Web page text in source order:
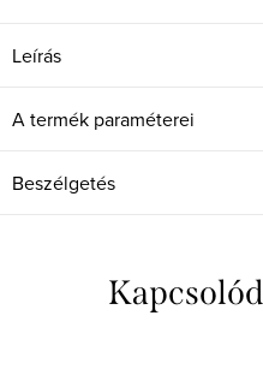
Leírás
A termék paraméterei
Beszélgetés